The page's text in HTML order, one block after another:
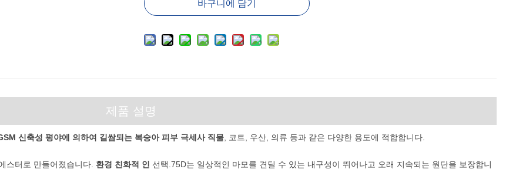
바구니에 담기
제품 설명
신축성 평야에 의하여 길쌈되는 복숭아 피부 극세사 직물 , 코트, 우산, 의류 등과 같은 다양한 용도에 적합합니다.
스터로 만들어졌습니다. 환경 친화적 인
선택.75D는 일상적인 마모를 견딜 수 있는 내구성이 뛰어나고 오래 지속되는 원단을 보장합니